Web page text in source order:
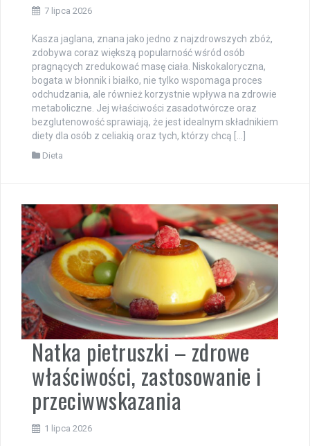
7 lipca 2026
Kasza jaglana, znana jako jedno z najzdrowszych zbóż,
zdobywa coraz większą popularność wśród osób
pragnących zredukować masę ciała. Niskokaloryczna,
bogata w błonnik i białko, nie tylko wspomaga proces
odchudzania, ale również korzystnie wpływa na zdrowie
metaboliczne. Jej właściwości zasadotwórcze oraz
bezglutenowość sprawiają, że jest idealnym składnikiem
diety dla osób z celiakią oraz tych, którzy chcą […]
Dieta
Natka pietruszki – zdrowe
właściwości, zastosowanie i
przeciwwskazania
1 lipca 2026